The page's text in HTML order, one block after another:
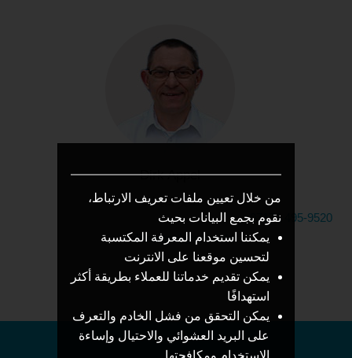
Dirk Appel
مدير مبيعات
dirk.appel@anva.de
07171 495-9520
من خلال تعيين ملفات تعريف الارتباط،
نقوم بجمع البيانات بحيث
يمكننا استخدام المعرفة المكتسبة
لتحسين موقعنا على الانترنت
يمكن تقديم خدماتنا للعملاء بطريقة أكثر
استهدافًا
يمكن التحقق من فشل الخادم والتعرف
على البريد العشوائي والاحتيال وإساءة
الاستخدام ومكافحتها